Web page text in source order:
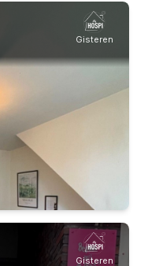
Studenten
Gisteren
Gisteren